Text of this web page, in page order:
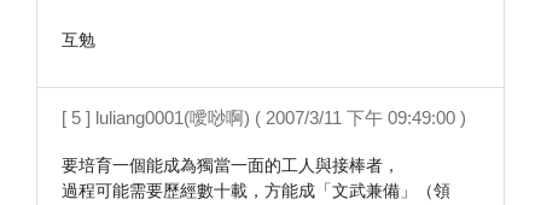
互勉
[ 5 ] luliang0001(噯唦啊) ( 2007/3/11 下午 09:49:00 )
要培育一個能成為獨當一面的工人與接棒者，
過程可能需要歷經數十載，方能成「文武兼備」（領